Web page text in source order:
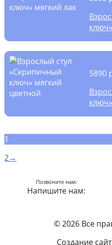
5890
1
2→
Позвоните нам:
Напишите нам:
© 2026 Все
Создание